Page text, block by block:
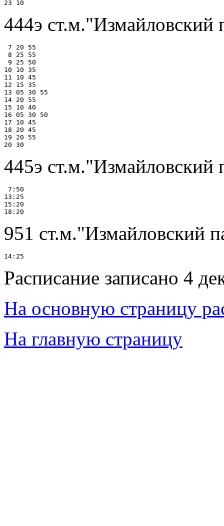
444э ст.м."Измайловский
7 20 55
8 25 55
9 25 50
10 10 35
11 10 45
12 15 35
13 05 30 55
14 20 55
15 10 40
16 05 30 50
17 10 45
18 20 45
19 20 55
445э
7:50
13:25
15:20
951 ст.м."Измайловский
Расписание записано 4
На основную страницу
На главную страницу